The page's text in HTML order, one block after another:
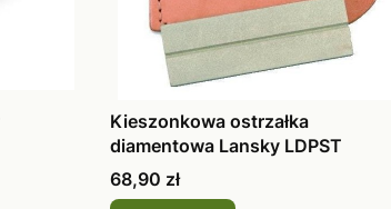
Kieszonkowa ostrzałka
diamentowa Lansky LDPST
Cena
68,90 zł